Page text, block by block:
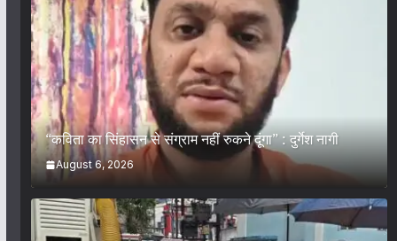
“कविता का सिंहासन से संग्राम नहीं रुकने दूंगा” : दुर्गेश नागी
August 6, 2026